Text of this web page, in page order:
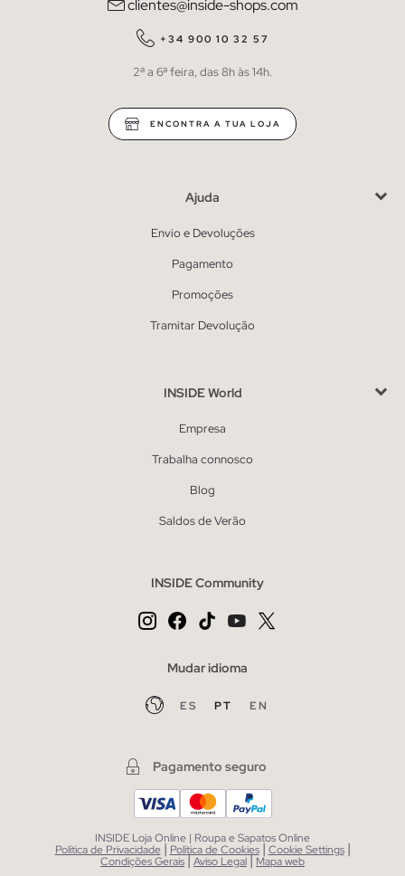
clientes@inside-shops.com
+34 900 10 32 57
2ª a 6ª feira, das 8h às 14h.
ENCONTRA A TUA LOJA
Ajuda
Envio e Devoluções
Pagamento
Promoções
Tramitar Devolução
INSIDE World
Empresa
Trabalha connosco
Blog
Saldos de Verão
INSIDE Community
Mudar idioma
ES PT EN
Pagamento seguro
INSIDE Loja Online | Roupa e Sapatos Online
Política de Privacidade | Política de Cookies | Cookie Settings |
Condições Gerais|Aviso Legal| Mapa web